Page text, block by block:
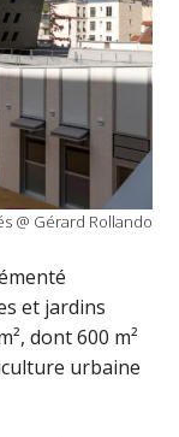
@ Gérard Rollando
et jardins
dont 600 m²
urbaine